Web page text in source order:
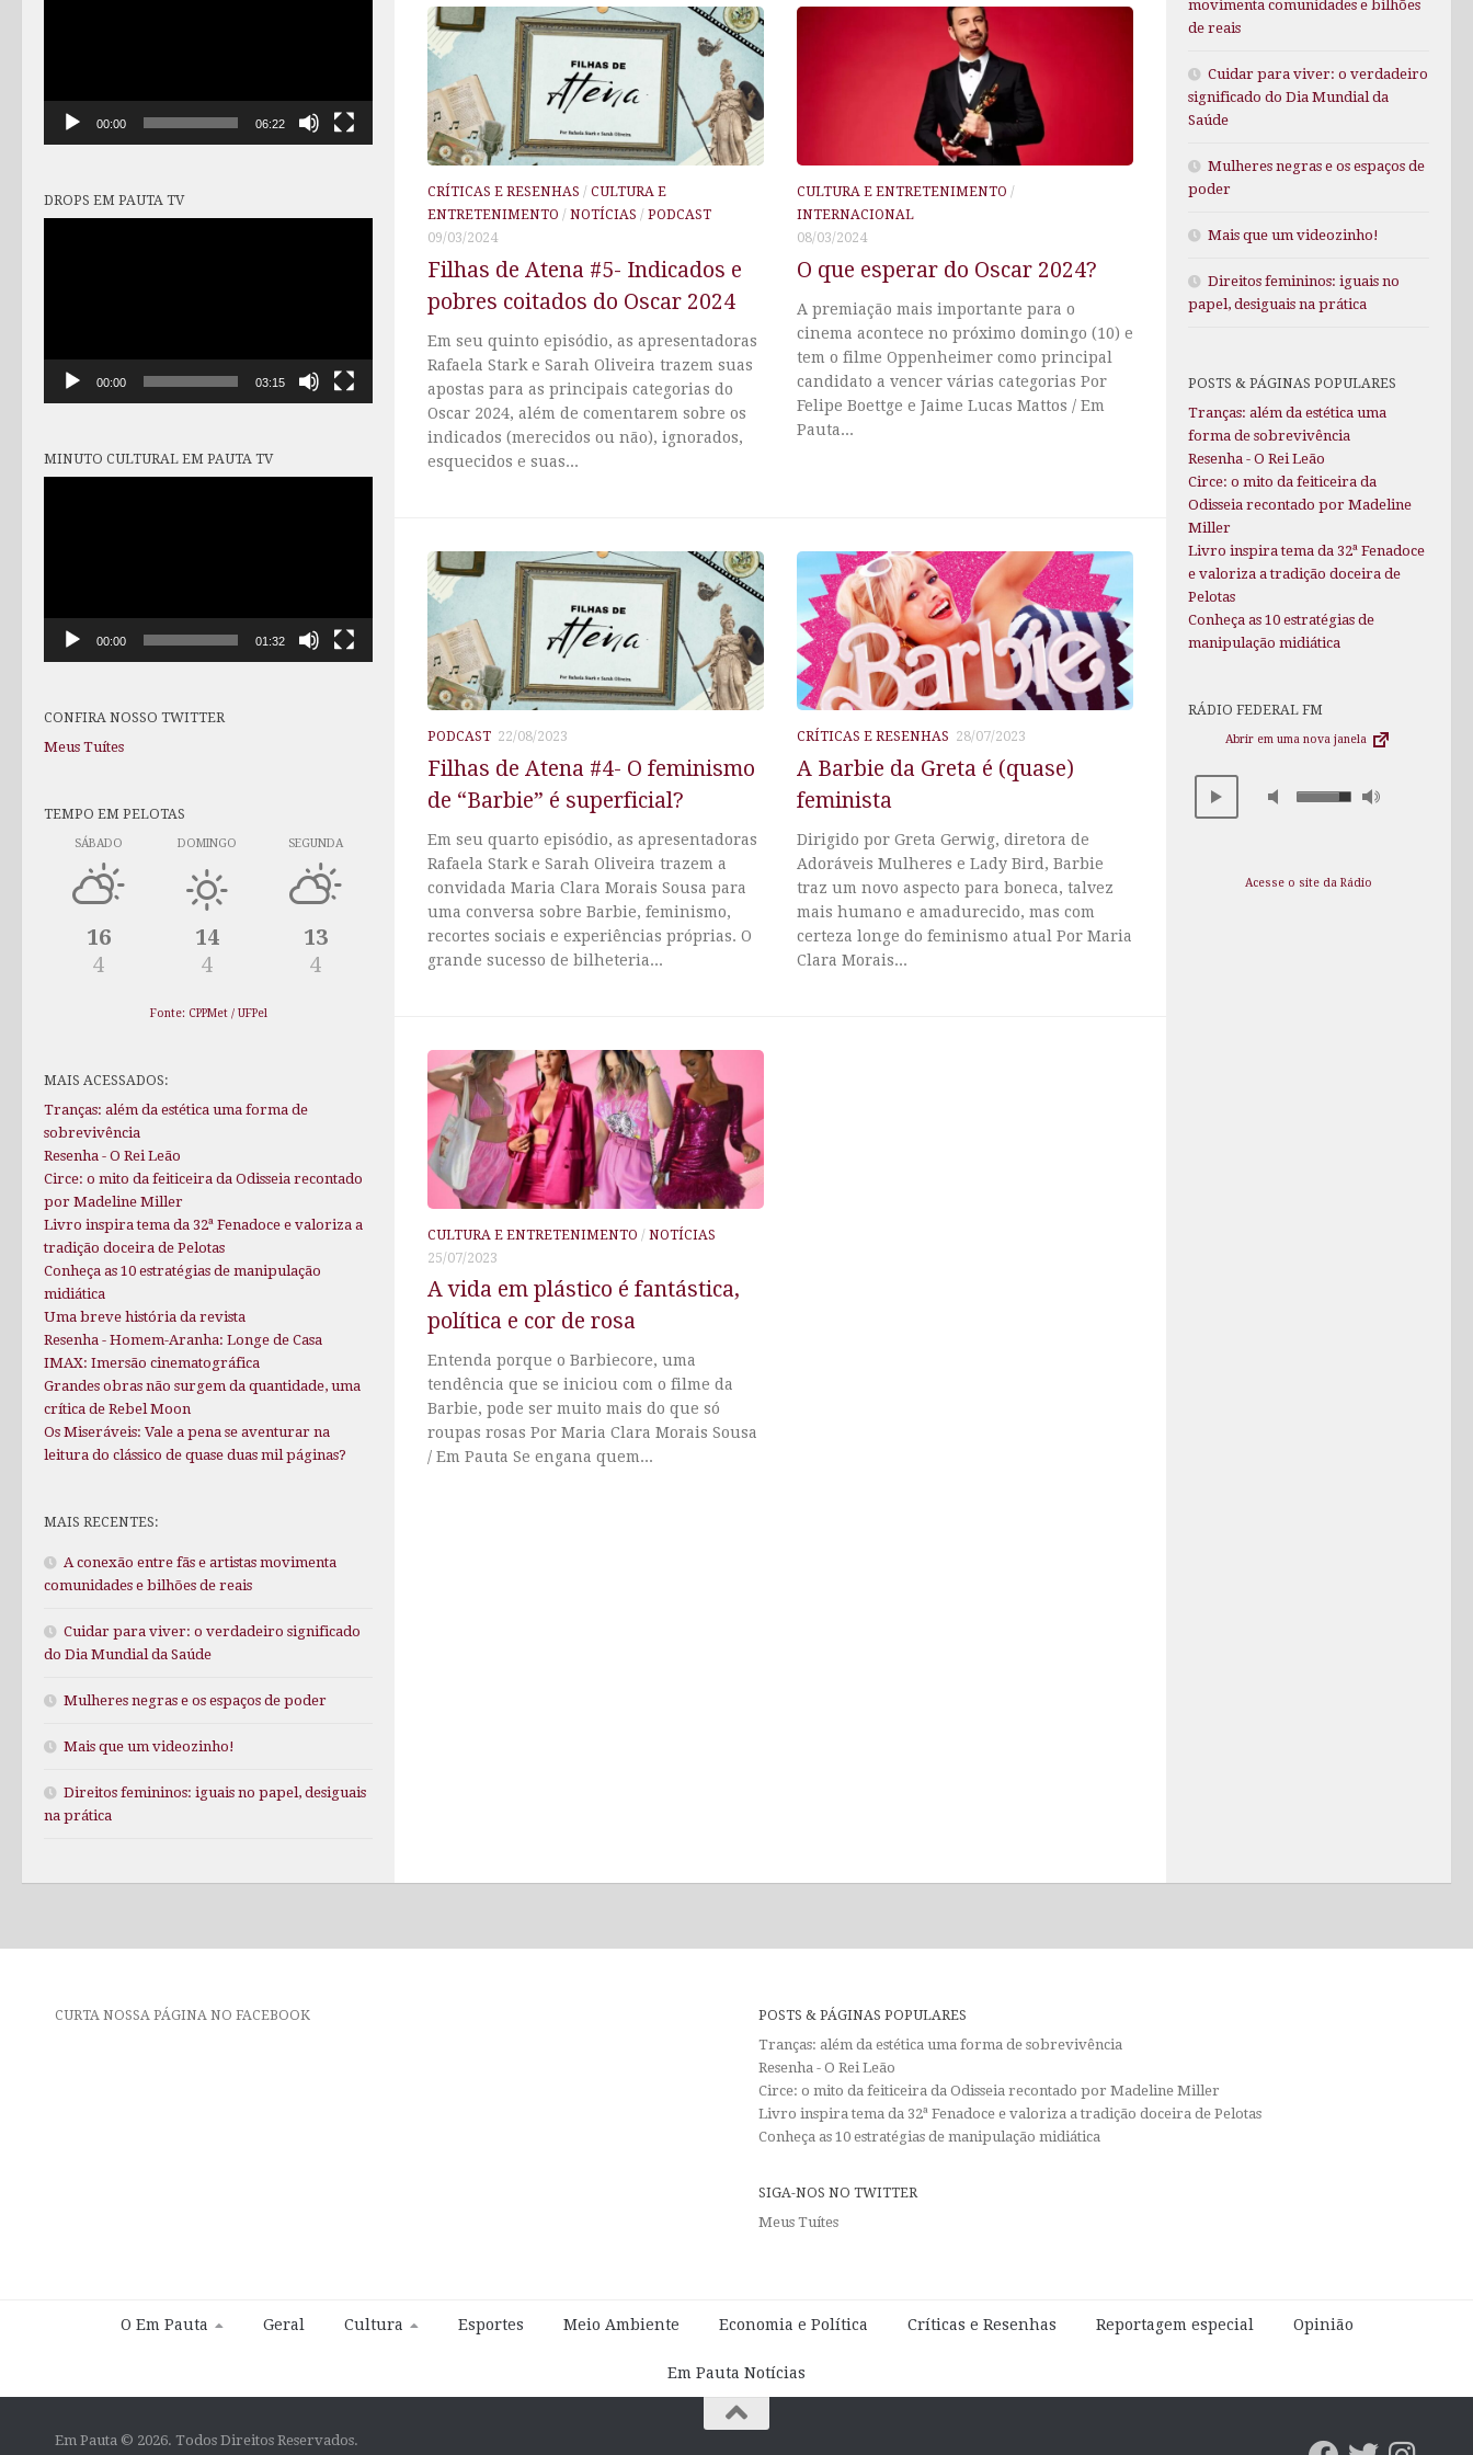
CRÍTICAS E RESENHAS / CULTURA E
ENTRETENIMENTO / NOTÍCIAS / PODCAST
09/03/2024
Filhas de Atena #5- Indicados e
pobres coitados do Oscar 2024
Em seu quinto episódio, as apresentadoras
Rafaela Stark e Sarah Oliveira trazem suas
apostas para as principais categorias do
Oscar 2024, além de comentarem sobre os
indicados (merecidos ou não), ignorados,
esquecidos e suas...
CULTURA E ENTRETENIMENTO /
INTERNACIONAL
08/03/2024
O que esperar do Oscar 2024?
A premiação mais importante para o
cinema acontece no próximo domingo (10) e
tem o filme Oppenheimer como principal
candidato a vencer várias categorias Por
Felipe Boettge e Jaime Lucas Mattos / Em
Pauta...
PODCAST 22/08/2023
Filhas de Atena #4- O feminismo
de “Barbie” é superficial?
Em seu quarto episódio, as apresentadoras
Rafaela Stark e Sarah Oliveira trazem a
convidada Maria Clara Morais Sousa para
uma conversa sobre Barbie, feminismo,
recortes sociais e experiências próprias. O
grande sucesso de bilheteria...
CRÍTICAS E RESENHAS 28/07/2023
A Barbie da Greta é (quase)
feminista
Dirigido por Greta Gerwig, diretora de
Adoráveis Mulheres e Lady Bird, Barbie
traz um novo aspecto para boneca, talvez
mais humano e amadurecido, mas com
certeza longe do feminismo atual Por Maria
Clara Morais...
CULTURA E ENTRETENIMENTO / NOTÍCIAS
25/07/2023
A vida em plástico é fantástica,
política e cor de rosa
Entenda porque o Barbiecore, uma
tendência que se iniciou com o filme da
Barbie, pode ser muito mais do que só
roupas rosas Por Maria Clara Morais Sousa
/ Em Pauta Se engana quem...
00:00 06:22
DROPS EM PAUTA TV
00:00 03:15
MINUTO CULTURAL EM PAUTA TV
00:00 01:32
CONFIRA NOSSO TWITTER
Meus Tuítes
TEMPO EM PELOTAS
SÁBADO
16
4
DOMINGO
14
4
SEGUNDA
13
4
Fonte: CPPMet / UFPel
MAIS ACESSADOS:
Tranças: além da estética uma forma de
sobrevivência
Resenha - O Rei Leão
Circe: o mito da feiticeira da Odisseia recontado
por Madeline Miller
Livro inspira tema da 32ª Fenadoce e valoriza a
tradição doceira de Pelotas
Conheça as 10 estratégias de manipulação
midiática
Uma breve história da revista
Resenha - Homem-Aranha: Longe de Casa
IMAX: Imersão cinematográfica
Grandes obras não surgem da quantidade, uma
crítica de Rebel Moon
Os Miseráveis: Vale a pena se aventurar na
leitura do clássico de quase duas mil páginas?
MAIS RECENTES:
A conexão entre fãs e artistas movimenta
comunidades e bilhões de reais
Cuidar para viver: o verdadeiro significado
do Dia Mundial da Saúde
Mulheres negras e os espaços de poder
Mais que um videozinho!
Direitos femininos: iguais no papel, desiguais
na prática
movimenta comunidades e bilhões
de reais
Cuidar para viver: o verdadeiro
significado do Dia Mundial da
Saúde
Mulheres negras e os espaços de
poder
Mais que um videozinho!
Direitos femininos: iguais no
papel, desiguais na prática
POSTS & PÁGINAS POPULARES
Tranças: além da estética uma
forma de sobrevivência
Resenha - O Rei Leão
Circe: o mito da feiticeira da
Odisseia recontado por Madeline
Miller
Livro inspira tema da 32ª Fenadoce
e valoriza a tradição doceira de
Pelotas
Conheça as 10 estratégias de
manipulação midiática
RÁDIO FEDERAL FM
Abrir em uma nova janela
Acesse o site da Rádio
CURTA NOSSA PÁGINA NO FACEBOOK
POSTS & PÁGINAS POPULARES
Tranças: além da estética uma forma de sobrevivência
Resenha - O Rei Leão
Circe: o mito da feiticeira da Odisseia recontado por Madeline Miller
Livro inspira tema da 32ª Fenadoce e valoriza a tradição doceira de Pelotas
Conheça as 10 estratégias de manipulação midiática
SIGA-NOS NO TWITTER
Meus Tuítes
O Em Pauta Geral Cultura Esportes Meio Ambiente Economia e Política Críticas e Resenhas Reportagem especial Opinião
Em Pauta Notícias
Em Pauta © 2026. Todos Direitos Reservados.